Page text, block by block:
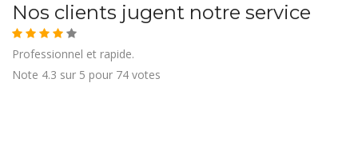
Nos clients jugent notre service
Professionnel et rapide.
Note 4.3 sur 5 pour 74 votes